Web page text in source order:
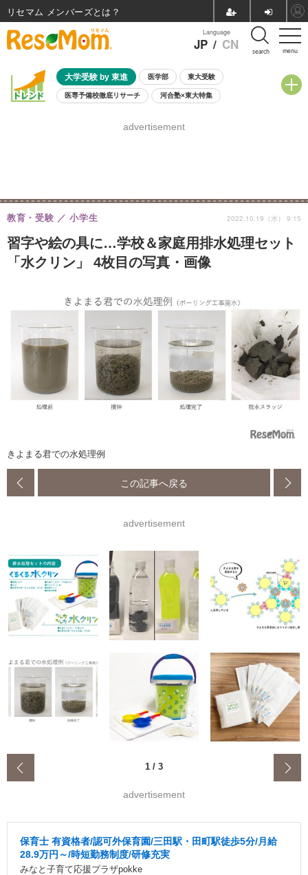
menu
Language
JP / CN search
大学受験 by 東進 医学部 東大受験
医専予備校徹底リサーチ 河合塾×東大特集
8月開催学校説明会・相談会
advertisement
習字や絵の具に…学校＆家庭用排水処理セット
「水クリン」 4枚目の写真・画像
教育・受験 小学生 2022.10.19（水） 9:15
きよまる君での水処理例
この記事へ戻る
advertisement
1 / 3
advertisement
保育士 有資格者/認可外保育園/三田駅・田町駅徒歩5分/月給
28.9万円～/時短勤務制度/研修充実
みなと子育て応援プラザpokke
リセマム メンバーズ